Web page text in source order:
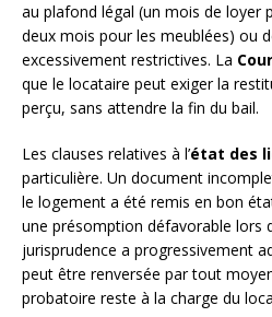
au plafond légal (un mois de loyer
deux mois pour les meublées) ou
excessivement restrictives. La
que le locataire peut exiger la
perçu, sans attendre la fin du bail.
Les clauses relatives à l’état des
particulière. Un document
le logement a été remis en bon
une présomption défavorable lors
jurisprudence a progressivement
peut être renversée par tout
probatoire reste à la charge du